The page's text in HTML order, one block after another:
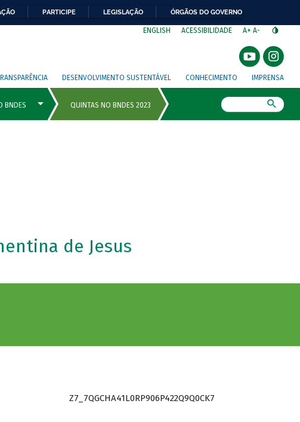
PARTICIPE LEGISLAÇÃO ÓRGÃOS DO GOVERNO
ENGLISH ACESSIBILIDADE A+ A-
DESENVOLVIMENTO SUSTENTÁVEL CONHECIMENTO IMPRENSA
de Jesus
Z7_7QGCHA41L0RP906P422Q9Q0CK7